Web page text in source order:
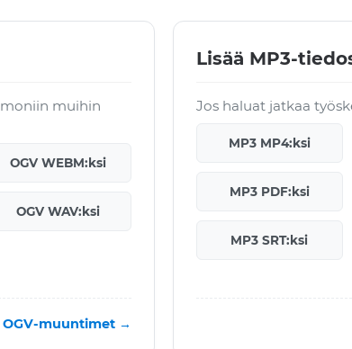
muihin
OGV WEBM:ksi
OGV WAV:ksi
muuntimet →
Lisää MP3-
Jos haluat jatkaa
MP3 MP4:ksi
MP3 PDF:ksi
MP3 SRT:ksi